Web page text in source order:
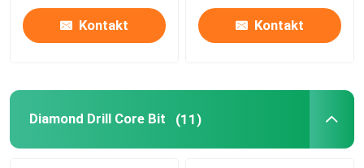
Treten Sie mit uns in Verbindung
Fordern Sie ein Zitat
Kontakt Kontakt
Diamond Drill Core Bit (11)